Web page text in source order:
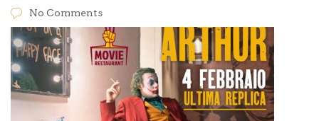
No Comments